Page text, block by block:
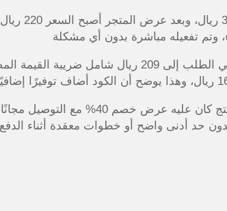
كان سعر
وتم تفعيله مباشرة بدون أي مشكلة
الأمر المميز في التجربة أن المنتج
حد أدنى واضح أو خطوات معقدة أثناء